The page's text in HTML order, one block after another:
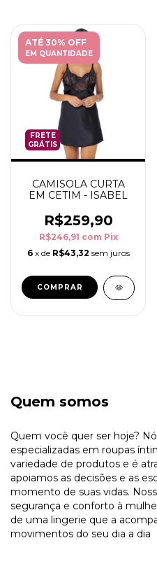
ATÉ 30% OFF
EM QUANTIDADE
FRETE
GRÁTIS
CAMISOLA CURTA
EM CETIM - ISABEL
R$259,90
R$246,91 com Pix
6 x de R$43,32 sem juros
COMPRAR
Quem somos
Quem você quer ser hoje?
especializadas em roupas
variedade de produtos e é
apoiamos as decisões e as
momento de suas vidas.
segurança e conforto à
de uma lingerie que a
movimentos do seu dia a dia